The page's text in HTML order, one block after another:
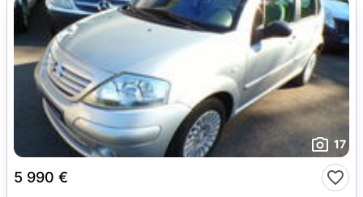
17
5 990 €